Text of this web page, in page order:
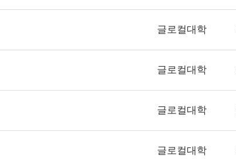
글로컬대학
글로컬대학
글로컬대학
글로컬대학